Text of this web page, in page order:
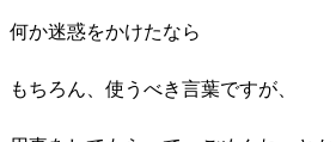
何か迷惑をかけたなら
もちろん、使うべき言葉ですが、